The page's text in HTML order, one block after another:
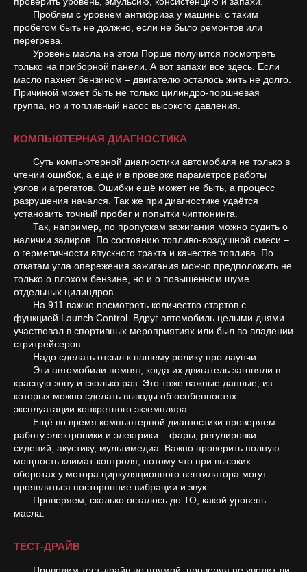
Проблем с уровнем антифриза у машины с таким
пробегом быть не должно, если не было ремонтов или
перегрева.
Уровень масла на этом Порше получится посмотреть
только на приборной панели. А вот запахи все здесь. Если
масло пахнет бензином – двигателю осталось жить не долго.
Причиной может быть не только цилиндро-поршневая
группа, но и топливный насос высокого давления.
КОМПЬЮТЕРНАЯ ДИАГНОСТИКА
Суть компьютерной диагностики автомобиля не только в
чтении ошибок, а ещё и в проверке параметров работы
узлов и агрегатов. Ошибки ещё может не быть, а процесс
разрушения начался. Так же при диагностике удаётся
установить точный пробег и попытки чиптюнинга.
Так, например, по пропускам зажигания можно судить о
наличии задиров. По состоянию топливо-воздушной смеси –
о герметичности впускного тракта и качестве топлива. По
откатам угла опережения зажигания можно предположить не
только о плохом бензине, но и о повышенном шуме
отдельных цилиндров.
На 911 важно посмотреть количество стартов с
функцией Launch Control. Вдруг автомобиль целыми днями
участвовал в спортивных мероприятиях или был во владении
стритрейсеров.
Надо сделать отсыл к нашему ролику про лаунчи.
Эти автомобили помнят, когда их двигатель загоняли в
красную зону и сколько раз. Это тоже важные данные, из
которых можно сделать выводы об особенностях
эксплуатации конкретного экземпляра.
Ещё во время компьютерной диагностики проверяем
работу электроники и электрики – фары, регулировки
сидений, акустику, мультимедиа. Важно проверить полную
мощность климат-контроля, потому что при высоких
оборотах у мотора циркуляционного вентилятора могут
проявляться посторонние вибрации и звук.
Проверяем, сколько осталось до ТО, какой уровень
масла.
ТЕСТ-ДРАЙВ
Проводим тест-драйв по прямой, проверяя не уводит ли